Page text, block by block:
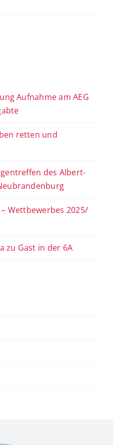
Aufnahme am AEG
retten und
des Albert-
Wettbewerbes 2025/
zu Gast in der 6A